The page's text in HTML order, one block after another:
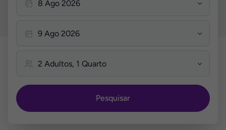
Pesquisar